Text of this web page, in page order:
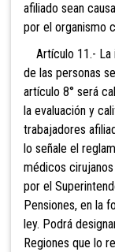
afiliado sean
por el organismo
Artículo 11.- La
de las personas
artículo 8° será
la evaluación y
trabajadores
lo señale el
médicos
por el
Pensiones, en la
ley. Podrá
Regiones que lo